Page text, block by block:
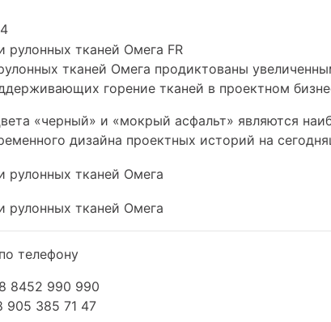
тканей Омега продиктованы
горение тканей в проектном
«черный» и «мокрый асфальт» являются
дизайна проектных историй на
телефону
8452 990 990
905 385 71 47